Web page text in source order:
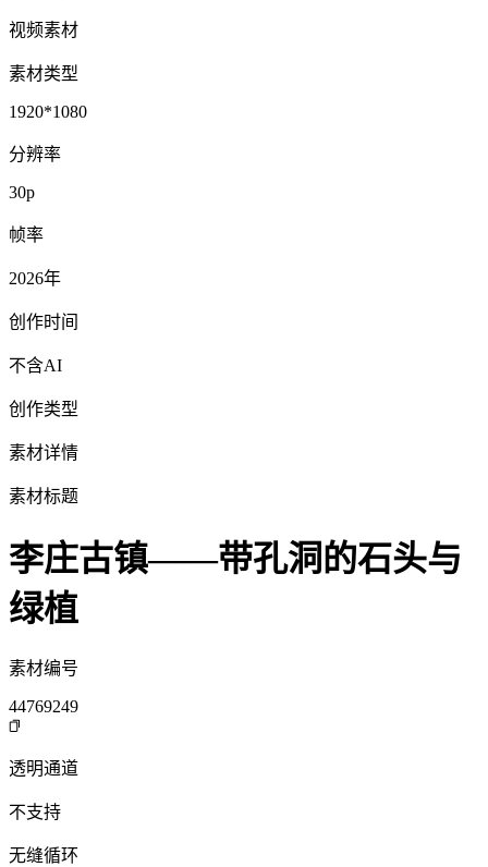
视频素材
素材类型
1920*1080
分辨率
30p
帧率
2026年
创作时间
不含AI
创作类型
素材详情
素材标题
李庄古镇——带孔洞的石头与
绿植
素材编号
44769249
透明通道
不支持
无缝循环